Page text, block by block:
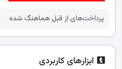
پرداخت‌های از قبل هماهنگ شده
ابزارهای کاربردی